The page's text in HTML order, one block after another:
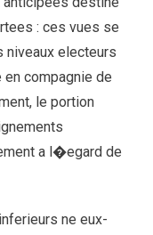
: ces vues se
electeurs
compagnie de
le portion
a l�egard de
ne eux-